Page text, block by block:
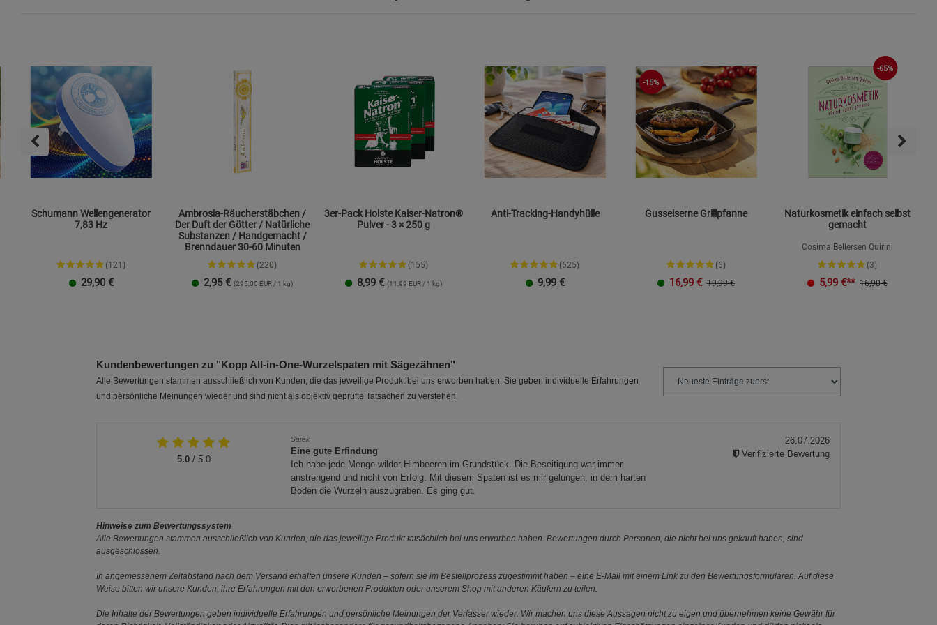
Schumann Wellengenerator
7,83 Hz
(121)
29,90 €
Ambrosia-Räucherstäbchen /
Der Duft der Götter / Natürliche
Substanzen / Handgemacht /
Brenndauer 30-60 Minuten
(220)
2,95 € (295,00 EUR / 1 kg)
3er-Pack Holste Kaiser-Natron®
Pulver - 3 × 250 g
(155)
8,99 € (11,99 EUR / 1 kg)
Anti-Tracking-Handyhülle
(625)
9,99 €
-15%
Gusseiserne Grillpfanne
(6)
16,99 € 19,99 €
-65%
Naturkosmetik einfach selbst
gemacht
Cosima Bellersen Quirini
(3)
5,99 €** 16,90 €
Kundenbewertungen zu "Kopp All-in-One-Wurzelspaten mit Sägezähnen"
Alle Bewertungen stammen ausschließlich von Kunden, die das jeweilige Produkt bei uns erworben haben. Sie geben individuelle Erfahrungen
und persönliche Meinungen wieder und sind nicht als objektiv geprüfte Tatsachen zu verstehen.
5.0/ 5.0
Sarek
Eine gute Erfindung
Ich habe jede Menge wilder Himbeeren im Grundstück. Die Beseitigung war immer
anstrengend und nicht von Erfolg. Mit diesem Spaten ist es mir gelungen, in dem harten
Boden die Wurzeln auszugraben. Es ging gut.
26.07.2026
Verifizierte Bewertung
Hinweise zum Bewertungssystem
Alle Bewertungen stammen ausschließlich von Kunden, die das jeweilige Produkt tatsächlich bei uns erworben haben. Bewertungen durch Personen, die nicht bei uns gekauft haben, sind
ausgeschlossen.
In angemessenem Zeitabstand nach dem Versand erhalten unsere Kunden – sofern sie im Bestellprozess zugestimmt haben – eine E-Mail mit einem Link zu den Bewertungsformularen. Auf diese
Weise bitten wir unsere Kunden, ihre Erfahrungen mit den erworbenen Produkten oder unserem Shop mit anderen Käufern zu teilen.
Die Inhalte der Bewertungen geben individuelle Erfahrungen und persönliche Meinungen der Verfasser wieder. Wir machen uns diese Aussagen nicht zu eigen und übernehmen keine Gewähr für